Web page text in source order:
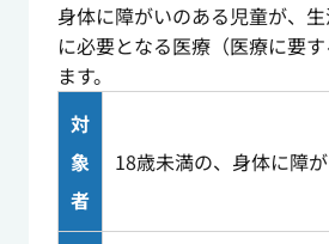
身体に障がいのある児童が、
に必要となる医療（医療に要
ます。
対
象
者
18歳未満の、身体に障